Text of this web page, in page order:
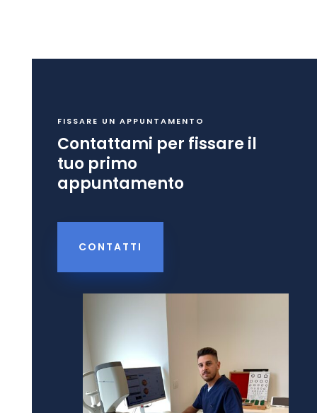
FISSARE UN APPUNTAMENTO
Contattami per fissare il
tuo primo
appuntamento
CONTATTI